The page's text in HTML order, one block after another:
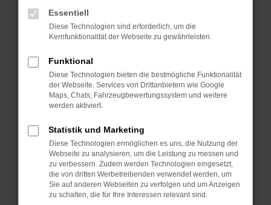
Manche Erweiterungen, wie Werbeblocker,
können das Laden bestimmter Seiten
verhindern. Funktioniert die Seite in einem
anderen Browser oder in einem privaten
Fenster?
Starte dein Gerät neu.
Das kann manchmal helfen,
Stelle sicher, dass dein Browser und dein
Betriebssystem auf dem neuesten Stand
sind.
Veraltete Software birgt nicht nur ein
Sicherheitsrisiko, sondern kann auch dazu
Essentiell
Diese Technologien sind erforderlich, um die
Kernfunktionalität der Webseite zu gewährleisten.
Funktional
Diese Technologien bieten die bestmögliche Funktionalität
der Webseite. Services von Drittanbietern wie Google
Maps, Chats, Fahrzeugbewertungssystem und weitere
werden aktiviert.
Statistik und Marketing
Diese Technologien ermöglichen es uns, die Nutzung der
Webseite zu analysieren, um die Leistung zu messen und
zu verbessern. Zudem werden Technologien eingesetzt,
die von dritten Werbetreibenden verwendet werden, um
Sie auf anderen Webseiten zu verfolgen und um Anzeigen
zu schalten, die für Ihre Interessen relevant sind.